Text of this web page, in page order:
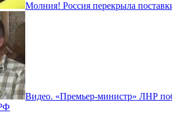
Молния! Россия перекрыла
Видео. «Премьер-министр» ЛНР